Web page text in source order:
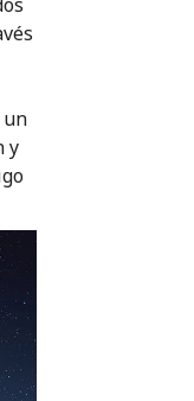
un
y